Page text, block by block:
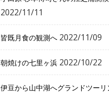
2022/11/11
皆既月食の観測へ 2022/11/09
朝焼けの七里ヶ浜 2022/10/22
伊豆から山中湖へグランドツーリ